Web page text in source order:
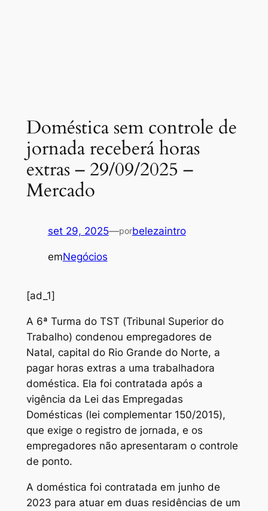
Doméstica sem controle de
jornada receberá horas
extras – 29/09/2025 –
Mercado
set 29, 2025—porbelezaintro
emNegócios
[ad_1]
A 6ª Turma do TST (Tribunal Superior do
Trabalho) condenou empregadores de
Natal, capital do Rio Grande do Norte, a
pagar horas extras a uma trabalhadora
doméstica. Ela foi contratada após a
vigência da Lei das Empregadas
Domésticas (lei complementar 150/2015),
que exige o registro de jornada, e os
empregadores não apresentaram o controle
de ponto.
A doméstica foi contratada em junho de
2023 para atuar em duas residências de um